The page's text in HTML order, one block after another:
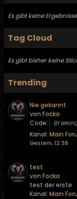
Es gibt keine
Tag Cloud
Es gibt bisher keine
Trending
Nie gekannt
von Focka
Code:
Kanal: Main
Gestern, 12:38
test
von Focka
test der erste
Kanal: Main